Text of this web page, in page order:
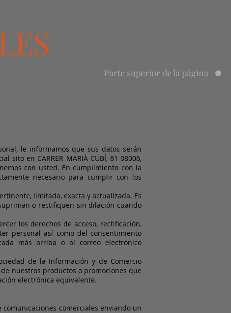
Parte superior de la página
le informamos que sus datos serán
sito en CARRER MARIÀ CUBÍ, 81 08006,
con usted. En cumplimiento con la
necesario para cumplir con los
limitada, exacta y actualizada. Es
o rectifiquen sin dilación cuando
los derechos de acceso, rectificación,
personal así como del consentimiento
más arriba o al correo electrónico
de la Información y de Comercio
nuestros productos o promociones que
electrónica equivalente.
comerciales enviando un